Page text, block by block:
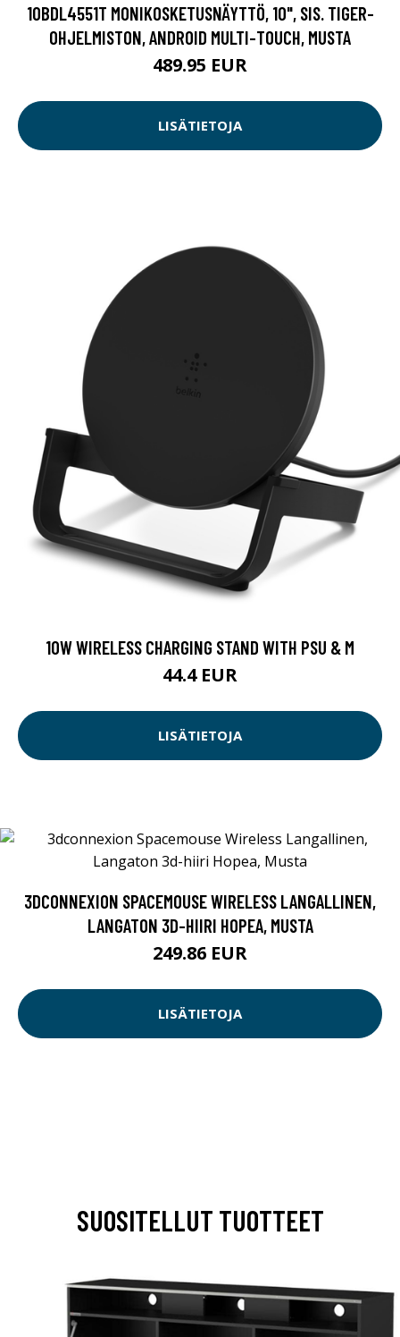
10BDL4551T MONIKOSKETUSNÄYTTÖ, 10", SIS. TIGER-
OHJELMISTON, ANDROID MULTI-TOUCH, MUSTA
489.95 EUR
LISÄTIETOJA
10W WIRELESS CHARGING STAND WITH PSU & M
44.4 EUR
LISÄTIETOJA
3DCONNEXION SPACEMOUSE WIRELESS LANGALLINEN,
LANGATON 3D-HIIRI HOPEA, MUSTA
249.86 EUR
LISÄTIETOJA
SUOSITELLUT TUOTTEET